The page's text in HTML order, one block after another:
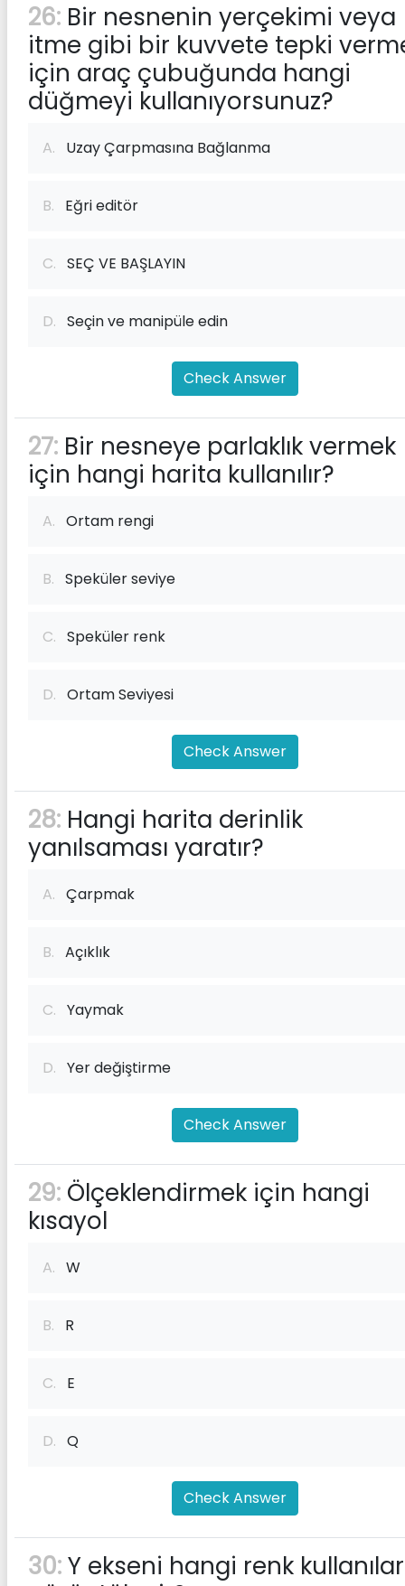
26: Bir nesnenin yerçekimi veya
itme gibi bir kuvvete tepki
için araç çubuğunda hangi
düğmeyi kullanıyorsunuz?
A. Uzay Çarpmasına Bağlanma
B. Eğri editör
C. SEÇ VE BAŞLAYIN
D. Seçin ve manipüle edin
Check Answer
27: Bir nesneye parlaklık vermek
için hangi harita kullanılır?
A. Ortam rengi
B. Speküler seviye
C. Speküler renk
D. Ortam Seviyesi
Check Answer
28: Hangi harita derinlik
yanılsaması yaratır?
A. Çarpmak
B. Açıklık
C. Yaymak
D. Yer değiştirme
Check Answer
29: Ölçeklendirmek için hangi
kısayol
A. W
B. R
C. E
D. Q
Check Answer
30:Y ekseni hangi renk